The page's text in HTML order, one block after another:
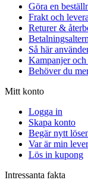
Göra en
Frakt och
Returer &
Så här
Kampanjer och
Behöver du
Mitt konto
Logga in
Skapa konto
Begär nytt
Var är min
Lös in kupong
Intressanta fakta